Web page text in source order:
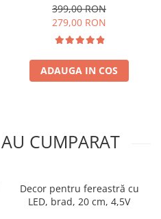
399,00 RON
279,00 RON
ADAUGA IN COS
CUMPARAT
Decor pentru fereastră cu
LED, brad, 20 cm, 4,5V